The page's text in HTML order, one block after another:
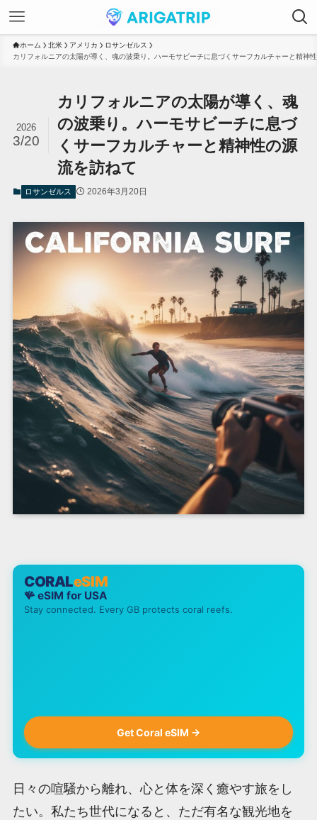
ホーム 北米 アメリカ
ロサンゼルス
カリフォルニアの太陽が導く、魂の波乗り。ハーモサビーチに息づくサーフカルチャーと精神
カリフォルニアの太陽が導く、魂
の波乗り。ハーモサビーチに息づ
くサーフカルチャーと精神性の源
流を訪ねて
2026
3/20
ロサンゼルス 2026年3月20日
CORALeSIM
🪸 eSIM for USA
Stay connected. Every GB protects coral reefs.
Get Coral eSIM →
日々の喧騒から離れ、心と体を深く癒やす旅をし
たい。私たち世代になると、ただ有名な観光地を